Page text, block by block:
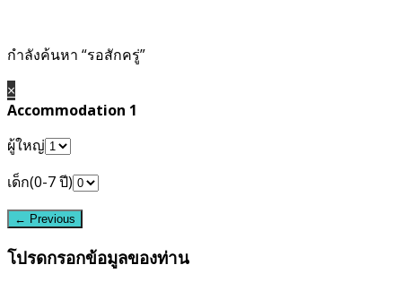
กำลังค้นหา “รอสักครู่”
×
Accommodation 1
ผู้ใหญ่
เด็ก(0-7 ปี)
โปรดกรอกข้อมูลของท่าน